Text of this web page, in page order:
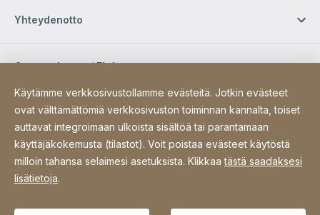
Yhteydenotto
Osta verkossa / Ehdot
Sosiaalinen media
Site Web
[Website information]
Tietosuoja Sivukartta
Käytämme verkkosivustollamme evästeitä. Jotkin evästeet
ovat välttämättömiä verkkosivuston toiminnan kannalta, toiset
auttavat integroimaan ulkoista sisältöä tai parantamaan
käyttäjäkokemusta (tilastot). Voit poistaa evästeet käytöstä
milloin tahansa selaimesi asetuksista. Klikkaatästä saadaksesi
lisätietoja.